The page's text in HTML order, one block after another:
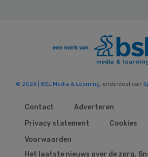
© 2026 | BSL Media & Learning, onderdeel van
Contact
Adverteren
Privacy statement
Cookies
Voorwaarden
Het laatste nieuws over de zorg.